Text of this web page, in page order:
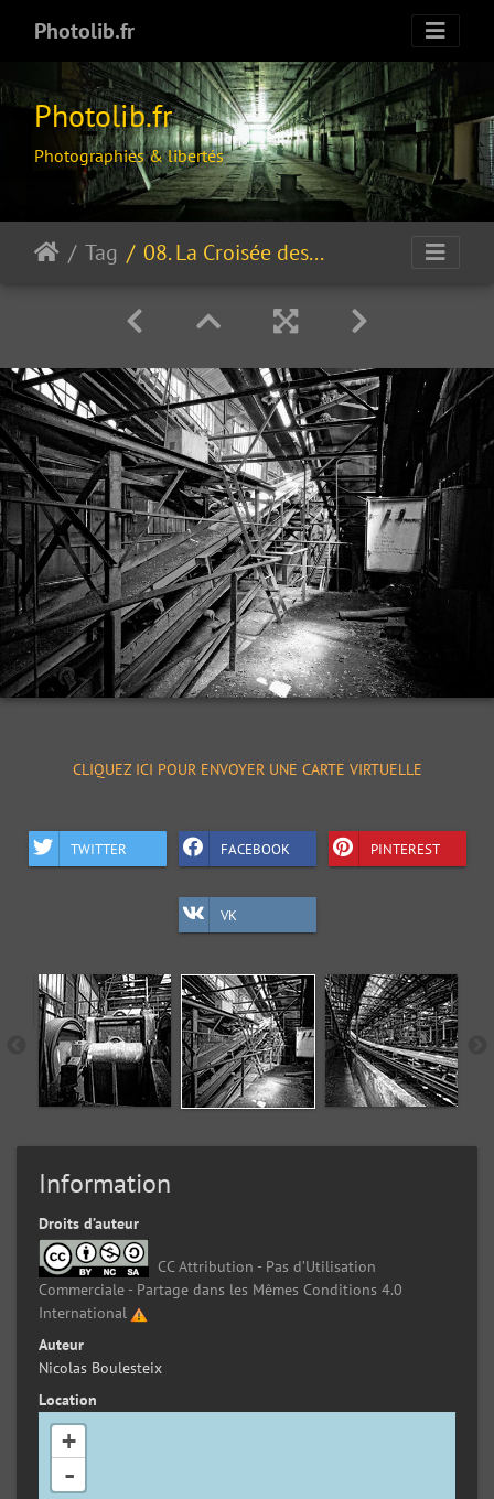
Photolib.fr
Photolib.fr
Photographies & libertés
Tag 08. La Croisée des chemins
CLIQUEZ ICI POUR ENVOYER UNE CARTE VIRTUELLE
TWITTER FACEBOOK PINTEREST
VK
Information
Droits d’auteur
CC Attribution - Pas d’Utilisation
Commerciale - Partage dans les Mêmes Conditions 4.0
International
Auteur
Nicolas Boulesteix
Location
+
-